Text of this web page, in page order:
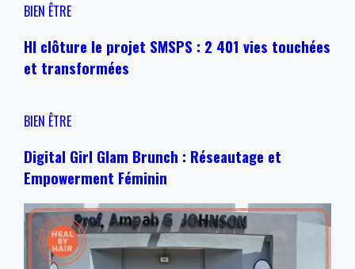
BIEN ÊTRE
HI clôture le projet SMSPS : 2 401 vies touchées
et transformées
BIEN ÊTRE
Digital Girl Glam Brunch : Réseautage et
Empowerment Féminin